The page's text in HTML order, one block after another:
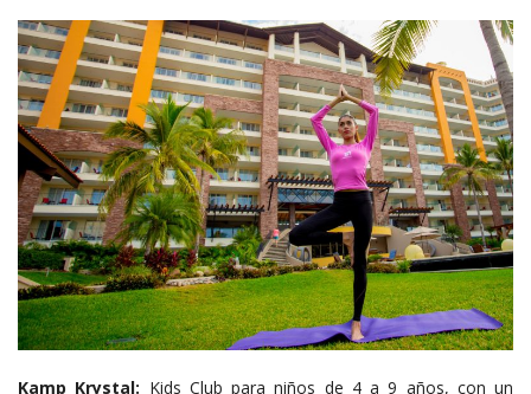
Kamp Krystal: Kids Club para niños de 4 a 9 años, con un